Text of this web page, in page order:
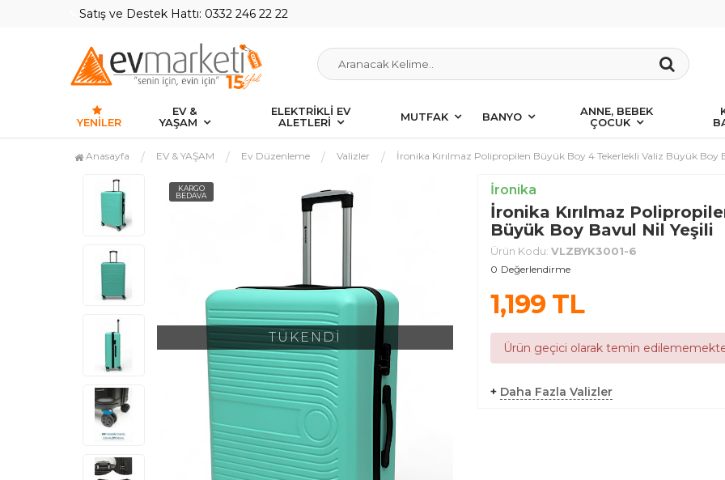
Satış ve Destek Hattı: 0332 246 22 22
YENILER
EV &
YAŞAM
ELEKTRİKLİ EV
ALETLERİ
MUTFAK BANYO
ANNE, BEBEK
ÇOCUK
Anasayfa EV & YAŞAM Ev Düzenleme Valizler İronika Kırılmaz Polipropilen Büyük Boy 4 Tekerlekli Valiz Büyük Boy
KARGO
BEDAVA
TÜKENDİ
İronika
İronika Kırılmaz
Büyük Boy Bavul Nil Yeşili
Ürün Kodu: VLZBYK3001-6
0 Değerlendirme
1,199TL
Ürün geçici olarak temin
+ Daha Fazla Valizler